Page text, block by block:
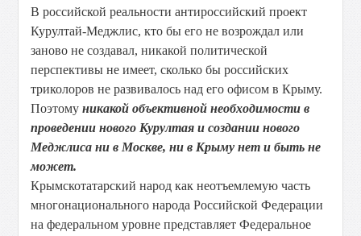
В российской реальности антироссийский проект
Курултай-Меджлис, кто бы его не возрождал или
заново не создавал, никакой политической
перспективы не имеет, сколько бы российских
триколоров не развивалось над его офисом в Крыму.
Поэтомуникакой объективной необходимости в
проведении нового Курултая и создании нового
Меджлиса ни в Москве, ни в Крыму нет и быть не
может.
Крымскотатарский народ как неотъемлемую часть
многонационального народа Российской Федерации
на федеральном уровне представляет Федеральное